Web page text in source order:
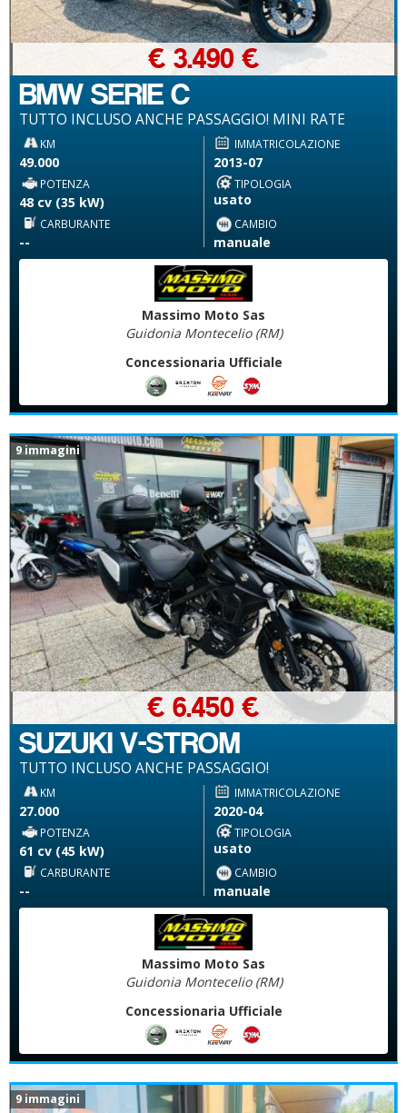
BMW SERIE C
TUTTO INCLUSO ANCHE PASSAGGIO! MINI RATE
€ 3.490 €
KM
49.000
IMMATRICOLAZIONE
2013-07
POTENZA
48 cv (35 kW)
TIPOLOGIA
usato
CARBURANTE
--
CAMBIO
manuale
Massimo Moto Sas
Guidonia Montecelio (RM)
Concessionaria Ufficiale
9 immagini
SUZUKI V-STROM
TUTTO INCLUSO ANCHE PASSAGGIO!
€ 6.450 €
KM
27.000
IMMATRICOLAZIONE
2020-04
POTENZA
61 cv (45 kW)
TIPOLOGIA
usato
CARBURANTE
--
CAMBIO
manuale
Massimo Moto Sas
Guidonia Montecelio (RM)
Concessionaria Ufficiale
9 immagini